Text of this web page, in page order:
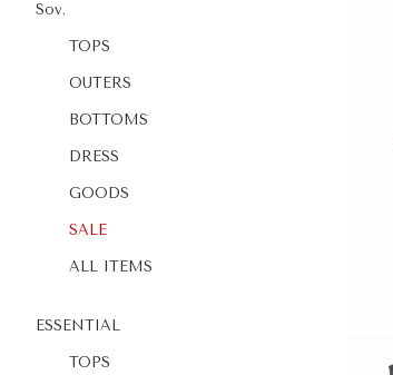
Sov.
TOPS
OUTERS
BOTTOMS
DRESS
GOODS
SALE
ALL ITEMS
ESSENTIAL
TOPS